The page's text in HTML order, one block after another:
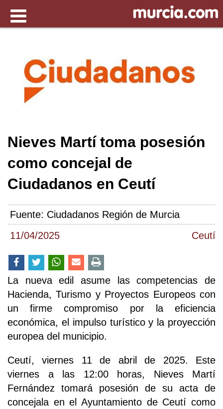
11/04/2025 Ceutí
Nieves Martí toma posesión
como concejal de
Ciudadanos en Ceutí
Fuente: Ciudadanos Región de Murcia
La nueva edil asume las competencias de
Hacienda, Turismo y Proyectos Europeos con
un firme compromiso por la eficiencia
económica, el impulso turístico y la proyección
europea del municipio.
Ceutí, viernes 11 de abril de 2025. Este
viernes a las 12:00 horas, Nieves Martí
Fernández tomará posesión de su acta de
concejala en el Ayuntamiento de Ceutí como